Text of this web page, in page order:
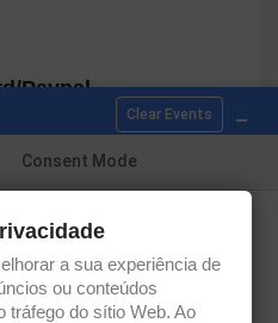
Paypal
special sales
Clear Events
Consent Mode
a sua experiência de
ou conteúdos
tráfego do sítio Web. Ao